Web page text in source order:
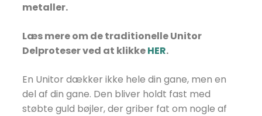
metaller.
Læs mere om de traditionelle Unitor
Delproteser ved at klikkeHER.
En Unitor dækker ikke hele din gane, men en
del af din gane. Den bliver holdt fast med
støbte guld bøjler, der griber fat om nogle af